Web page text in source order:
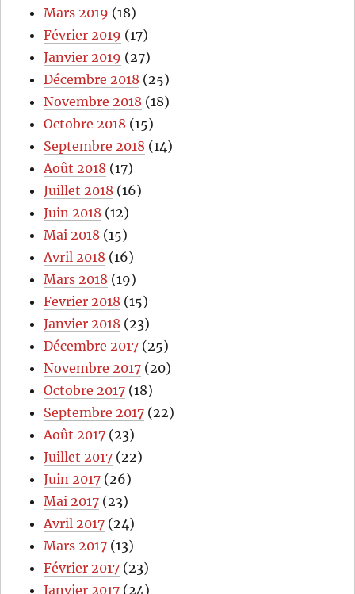
Mars 2019 (18)
Février 2019 (17)
Janvier 2019 (27)
Décembre 2018 (25)
Novembre 2018 (18)
Octobre 2018 (15)
Septembre 2018 (14)
Août 2018 (17)
Juillet 2018 (16)
Juin 2018 (12)
Mai 2018 (15)
Avril 2018 (16)
Mars 2018 (19)
Fevrier 2018 (15)
Janvier 2018 (23)
Décembre 2017 (25)
Novembre 2017 (20)
Octobre 2017 (18)
Septembre 2017 (22)
Août 2017 (23)
Juillet 2017 (22)
Juin 2017 (26)
Mai 2017 (23)
Avril 2017 (24)
Mars 2017 (13)
Février 2017 (23)
Janvier 2017 (24)